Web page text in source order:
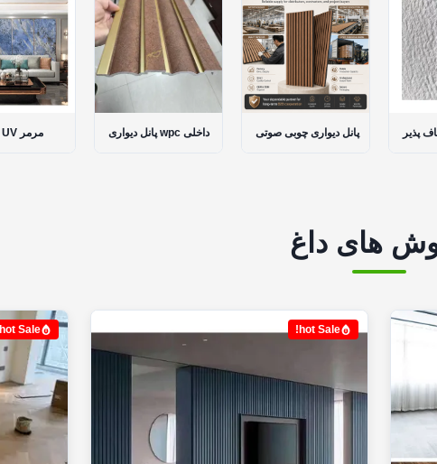
پانل دیواری wpc داخلی پانل دیواری چوبی صوتی انعطاف پذیر
های داغ
hot Sale!
hot Sale!